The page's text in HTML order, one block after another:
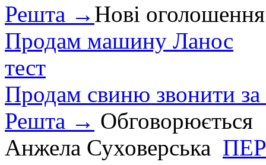
Решта → Нові оголошення
Продам машину Ланос
тест
Продам свиню звонити
Решта → Обговорюється
Анжела Суховерська